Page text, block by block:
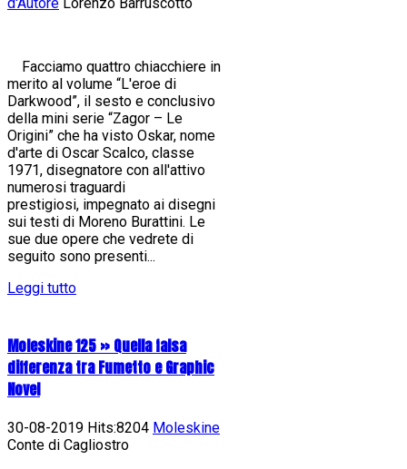
Facciamo quattro chiacchiere in
merito al volume “L'eroe di
Darkwood”, il sesto e conclusivo
della mini serie “Zagor – Le
Origini” che ha visto Oskar, nome
d'arte di Oscar Scalco, classe
1971, disegnatore con all'attivo
numerosi traguardi
prestigiosi, impegnato ai disegni
sui testi di Moreno Burattini. Le
sue due opere che vedrete di
seguito sono presenti...
Leggi tutto
Moleskine 125 » Quella falsa
differenza tra Fumetto e Graphic
Novel
30-08-2019 Hits:8204 Moleskine
Conte di Cagliostro